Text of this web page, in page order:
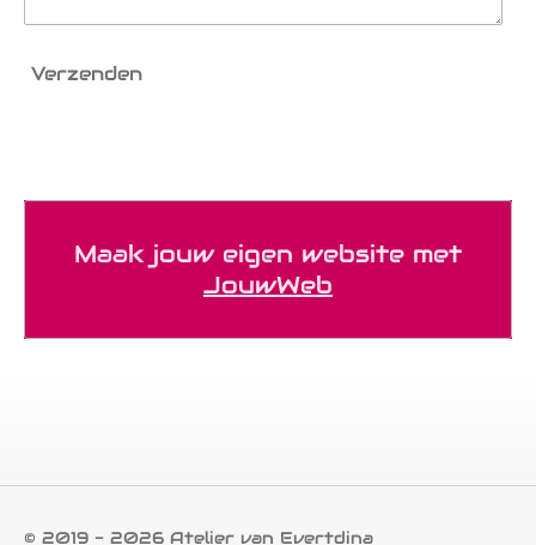
Verzenden
Maak jouw eigen website met
JouwWeb
© 2019 - 2026 Atelier van Evertdina